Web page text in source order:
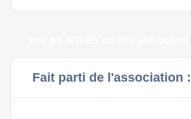
Fait parti de l'association :